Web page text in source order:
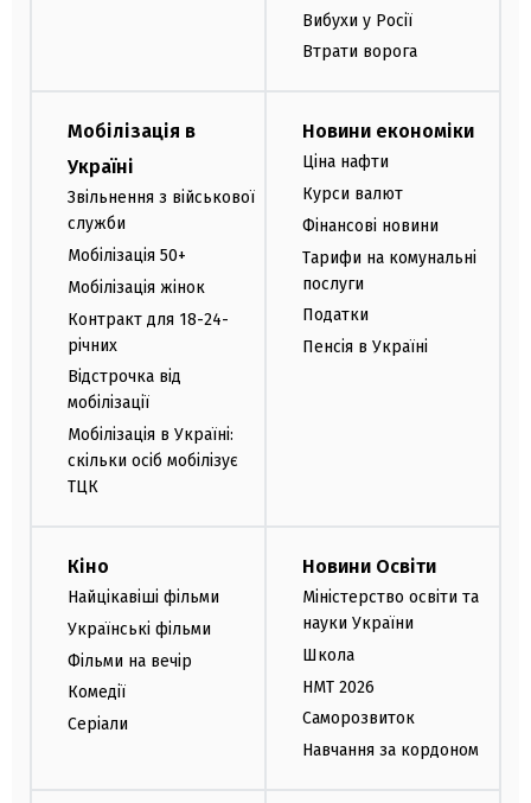
Вибухи у Росії
Втрати ворога
Мобілізація в
Україні
Звільнення з військової
служби
Мобілізація 50+
Мобілізація жінок
Контракт для 18-24-
річних
Відстрочка від
мобілізації
Мобілізація в Україні:
скільки осіб мобілізує
ТЦК
Новини економіки
Ціна нафти
Курси валют
Фінансові новини
Тарифи на комунальні
послуги
Податки
Пенсія в Україні
Кіно
Найцікавіші фільми
Українські фільми
Фільми на вечір
Комедії
Серіали
Новини Освіти
Міністерство освіти та
науки України
Школа
НМТ 2026
Саморозвиток
Навчання за кордоном